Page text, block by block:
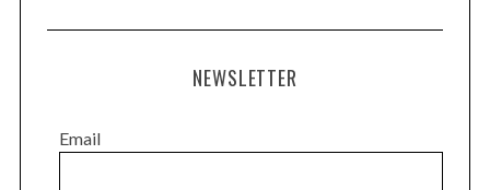
NEWSLETTER
Email